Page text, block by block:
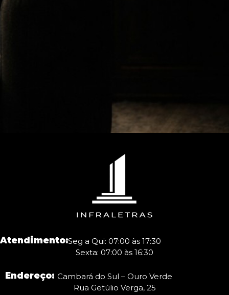
Atendimento:Seg a Qui: 07:00 às 17:30
Sexta: 07:00 às 16:30
Endereço: Cambará do Sul – Ouro Verde
Rua Getúlio Verga, 25